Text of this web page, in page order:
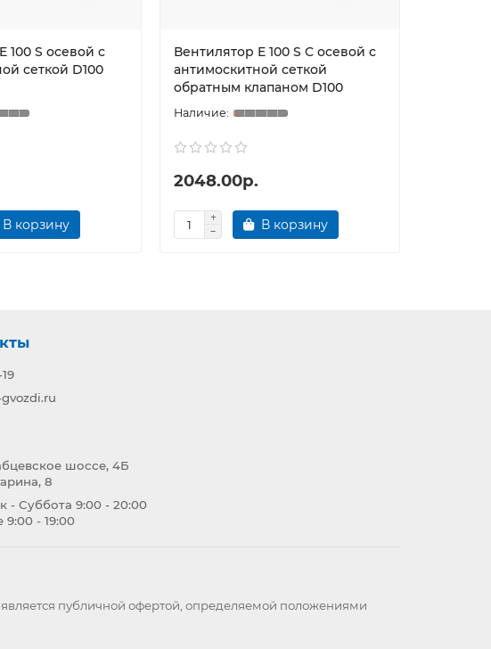
100 S осевой с
сеткой D100
В корзину
Вентилятор E 100 S C осевой с
антимоскитной сеткой
обратным клапаном D100
2048.00р.
В корзину
шоссе, 4Б
8
- Суббота 9:00 - 20:00
9:00 - 19:00
публичной офертой, определяемой положениями